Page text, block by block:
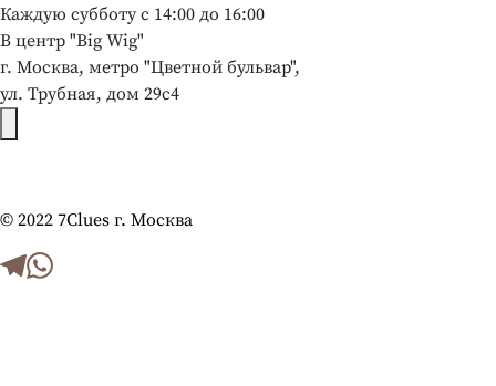
Каждую субботу с 14:00 до 16:00
В центр "Big Wig"
г. Москва, метро "Цветной бульвар",
ул. Трубная, дом 29с4
© 2022 7Сlues г. Москва